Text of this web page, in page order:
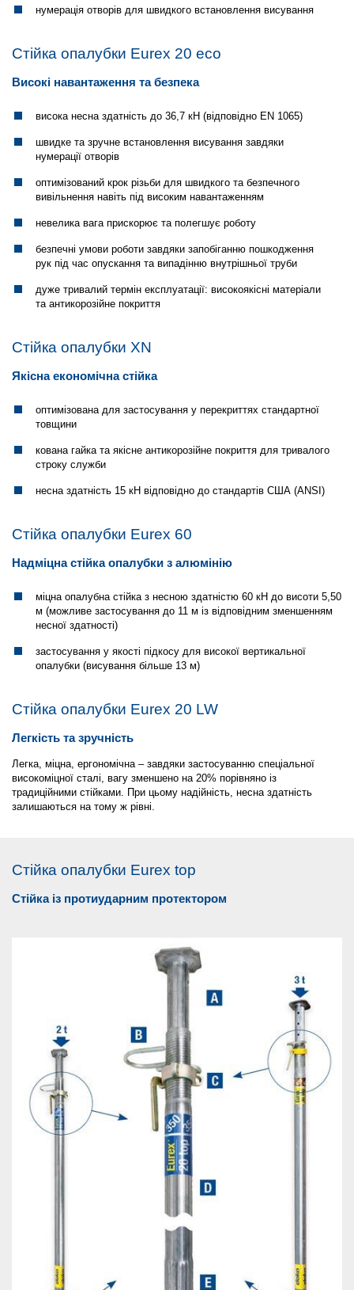
нумерація отворів для швидкого встановлення висування
Стійка опалубки Eurex 20 eco
Високі навантаження та безпека
висока несна здатність до 36,7 кН (відповідно EN 1065)
швидке та зручне встановлення висування завдяки
нумерації отворів
оптимізований крок різьби для швидкого та безпечного
вивільнення навіть під високим навантаженням
невелика вага прискорює та полегшує роботу
безпечні умови роботи завдяки запобіганню пошкодження
рук під час опускання та випадінню внутрішньої труби
дуже тривалий термін експлуатації: високоякісні матеріали
та антикорозійне покриття
Стійка опалубки XN
Якісна економічна стійка
оптимізована для застосування у перекриттях стандартної
товщини
кована гайка та якісне антикорозійне покриття для тривалого
строку служби
несна здатність 15 кН відповідно до стандартів США (ANSI)
Стійка опалубки Eurex 60
Надміцна стійка опалубки з алюмінію
міцна опалубна стійка з несною здатністю 60 кН до висоти 5,50
м (можливе застосування до 11 м із відповідним зменшенням
несної здатності)
застосування у якості підкосу для високої вертикальної
опалубки (висування більше 13 м)
Стійка опалубки Eurex 20 LW
Легкість та зручність
Легка, міцна, ергономічна – завдяки застосуванню спеціальної
високоміцної сталі, вагу зменшено на 20% порівняно із
традиційними стійками. При цьому надійність, несна здатність
залишаються на тому ж рівні.
Стійка опалубки Eurex top
Стійка із протиударним протектором